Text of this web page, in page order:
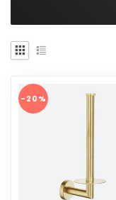
-20%